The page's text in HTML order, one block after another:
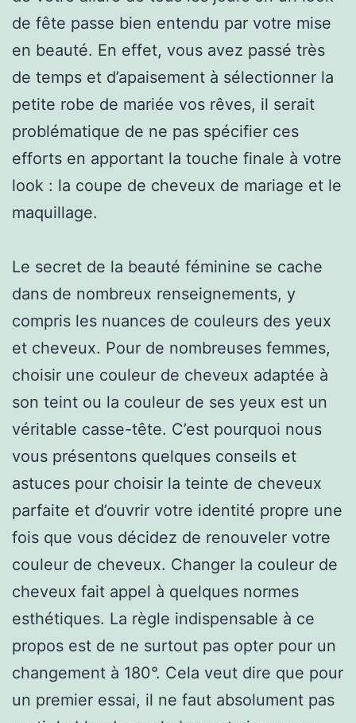
de fête passe bien entendu par votre mise
en beauté. En effet, vous avez passé très
de temps et d’apaisement à sélectionner la
petite robe de mariée vos rêves, il serait
problématique de ne pas spécifier ces
efforts en apportant la touche finale à votre
look : la coupe de cheveux de mariage et le
maquillage.
Le secret de la beauté féminine se cache
dans de nombreux renseignements, y
compris les nuances de couleurs des yeux
et cheveux. Pour de nombreuses femmes,
choisir une couleur de cheveux adaptée à
son teint ou la couleur de ses yeux est un
véritable casse-tête. C’est pourquoi nous
vous présentons quelques conseils et
astuces pour choisir la teinte de cheveux
parfaite et d’ouvrir votre identité propre une
fois que vous décidez de renouveler votre
couleur de cheveux. Changer la couleur de
cheveux fait appel à quelques normes
esthétiques. La règle indispensable à ce
propos est de ne surtout pas opter pour un
changement à 180°. Cela veut dire que pour
un premier essai, il ne faut absolument pas